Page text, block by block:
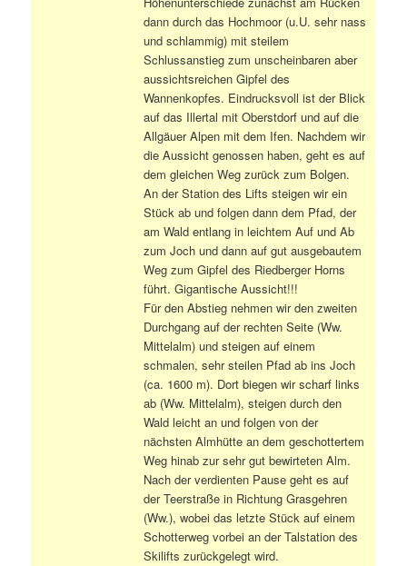
dann durch das Hochmoor (u.U. sehr nass
und schlammig) mit steilem
Schlussanstieg zum unscheinbaren aber
aussichtsreichen Gipfel des
Wannenkopfes. Eindrucksvoll ist der Blick
auf das Illertal mit Oberstdorf und auf die
Allgäuer Alpen mit dem Ifen. Nachdem wir
die Aussicht genossen haben, geht es auf
dem gleichen Weg zurück zum Bolgen.
An der Station des Lifts steigen wir ein
Stück ab und folgen dann dem Pfad, der
am Wald entlang in leichtem Auf und Ab
zum Joch und dann auf gut ausgebautem
Weg zum Gipfel des Riedberger Horns
führt. Gigantische Aussicht!!!
Für den Abstieg nehmen wir den zweiten
Durchgang auf der rechten Seite (Ww.
Mittelalm) und steigen auf einem
schmalen, sehr steilen Pfad ab ins Joch
(ca. 1600 m). Dort biegen wir scharf links
ab (Ww. Mittelalm), steigen durch den
Wald leicht an und folgen von der
nächsten Almhütte an dem geschottertem
Weg hinab zur sehr gut bewirteten Alm.
Nach der verdienten Pause geht es auf
der Teerstraße in Richtung Grasgehren
(Ww.), wobei das letzte Stück auf einem
Schotterweg vorbei an der Talstation des
Skilifts zurückgelegt wird.